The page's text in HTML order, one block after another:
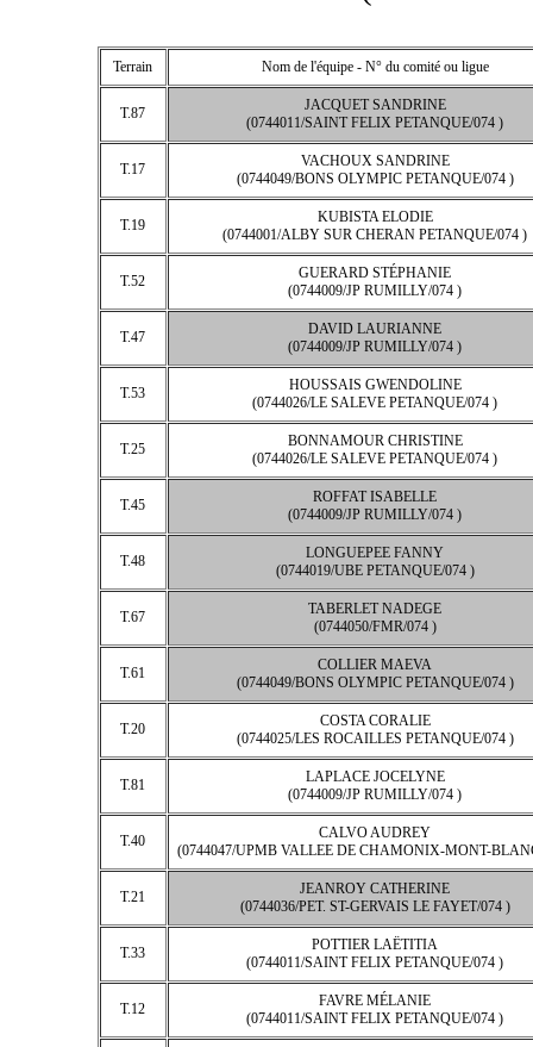
Terrain Nom de l'équipe - N° du comité ou ligue
T.87
JACQUET SANDRINE
(0744011/SAINT FELIX PETANQUE/074 )
T.17
VACHOUX SANDRINE
(0744049/BONS OLYMPIC PETANQUE/074 )
T.19
KUBISTA ELODIE
(0744001/ALBY SUR CHERAN PETANQUE/074 )
T.52
GUERARD STÉPHANIE
(0744009/JP RUMILLY/074 )
T.47
DAVID LAURIANNE
(0744009/JP RUMILLY/074 )
T.53
HOUSSAIS GWENDOLINE
(0744026/LE SALEVE PETANQUE/074 )
T.25
BONNAMOUR CHRISTINE
(0744026/LE SALEVE PETANQUE/074 )
T.45
ROFFAT ISABELLE
(0744009/JP RUMILLY/074 )
T.48
LONGUEPEE FANNY
(0744019/UBE PETANQUE/074 )
T.67
TABERLET NADEGE
(0744050/FMR/074 )
T.61
COLLIER MAEVA
(0744049/BONS OLYMPIC PETANQUE/074 )
T.20
COSTA CORALIE
(0744025/LES ROCAILLES PETANQUE/074 )
T.81
LAPLACE JOCELYNE
(0744009/JP RUMILLY/074 )
T.40
CALVO AUDREY
(0744047/UPMB VALLEE DE CHAMONIX-MONT-
T.21
JEANROY CATHERINE
(0744036/PET. ST-GERVAIS LE FAYET/074 )
T.33
POTTIER LAËTITIA
(0744011/SAINT FELIX PETANQUE/074 )
T.12
FAVRE MÉLANIE
(0744011/SAINT FELIX PETANQUE/074 )